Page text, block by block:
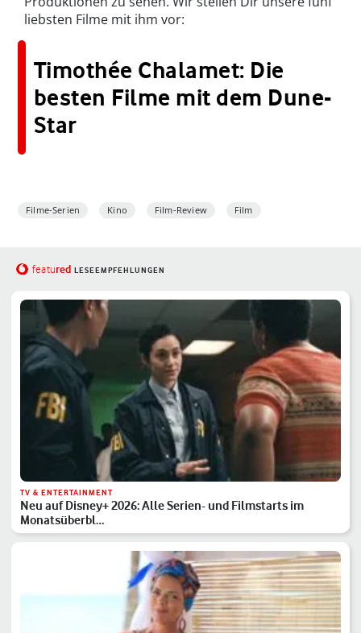
liebsten Filme mit ihm vor:
Timothée Chalamet: Die
besten Filme mit dem Dune-
Star
Filme-Serien Kino Film-Review Film
featured LESEEMPFEHLUNGEN
TV & ENTERTAINMENT
Neu auf Disney+ 2026: Alle Serien- und Filmstarts im
Monatsüberbl…